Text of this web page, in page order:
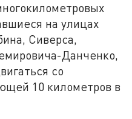
на улицах
Сиверса,
Данченко,
со
10 километров в